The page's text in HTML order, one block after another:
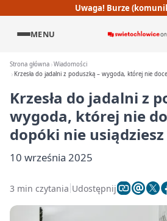
Uwaga! Burze
MENU
Strona główna Wiadomości
Krzesła do jadalni z poduszką – wygoda, której nie
Krzesła do jadalni z
wygoda, której nie
dopóki nie usiądziesz
10 września 2025
3 min czytania Udostępnij